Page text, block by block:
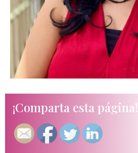
¡Comparta esta página!